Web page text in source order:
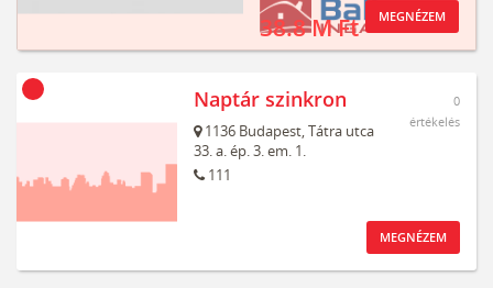
38.8 M Ft MEGNÉZEM
Naptár szinkron
1136 Budapest,Tátra utca
33. a. ép. 3. em. 1.
111
0
értékelés
MEGNÉZEM